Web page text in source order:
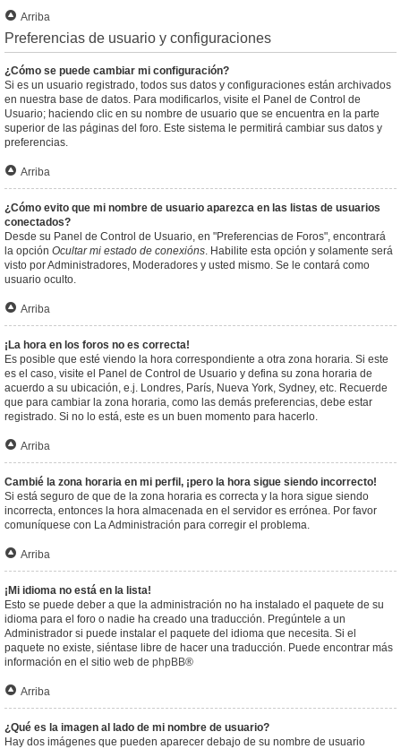
Arriba
Preferencias de usuario y configuraciones
¿Cómo se puede cambiar mi configuración?
Si es un usuario registrado, todos sus datos y configuraciones están archivados
en nuestra base de datos. Para modificarlos, visite el Panel de Control de
Usuario; haciendo clic en su nombre de usuario que se encuentra en la parte
superior de las páginas del foro. Este sistema le permitirá cambiar sus datos y
preferencias.
Arriba
¿Cómo evito que mi nombre de usuario aparezca en las listas de usuarios
conectados?
Desde su Panel de Control de Usuario, en "Preferencias de Foros", encontrará
la opción Ocultar mi estado de conexións. Habilite esta opción y solamente será
visto por Administradores, Moderadores y usted mismo. Se le contará como
usuario oculto.
Arriba
¡La hora en los foros no es correcta!
Es posible que esté viendo la hora correspondiente a otra zona horaria. Si este
es el caso, visite el Panel de Control de Usuario y defina su zona horaria de
acuerdo a su ubicación, e.j. Londres, París, Nueva York, Sydney, etc. Recuerde
que para cambiar la zona horaria, como las demás preferencias, debe estar
registrado. Si no lo está, este es un buen momento para hacerlo.
Arriba
Cambié la zona horaria en mi perfil, ¡pero la hora sigue siendo incorrecto!
Si está seguro de que de la zona horaria es correcta y la hora sigue siendo
incorrecta, entonces la hora almacenada en el servidor es errónea. Por favor
comuníquese con La Administración para corregir el problema.
Arriba
¡Mi idioma no está en la lista!
Esto se puede deber a que la administración no ha instalado el paquete de su
idioma para el foro o nadie ha creado una traducción. Pregúntele a un
Administrador si puede instalar el paquete del idioma que necesita. Si el
paquete no existe, siéntase libre de hacer una traducción. Puede encontrar más
información en el sitio web de phpBB®
Arriba
¿Qué es la imagen al lado de mi nombre de usuario?
Hay dos imágenes que pueden aparecer debajo de su nombre de usuario